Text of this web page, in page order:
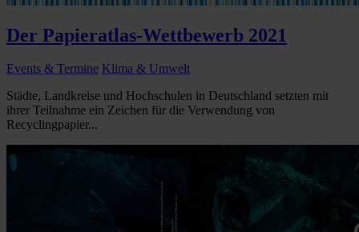
Der Papieratlas-Wettbewerb 2021
Events & Termine Klima & Umwelt
Städte, Landkreise und Hochschulen in Deutschland setzten mit
ihrer Teilnahme ein Zeichen für die Verwendung von
Recyclingpapier...